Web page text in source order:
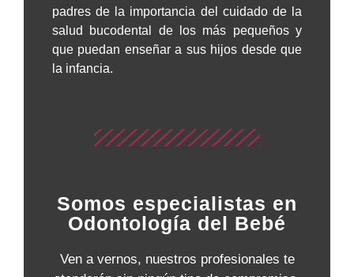
padres de la importancia del cuidado de la
salud bucodental de los más pequeños y
que puedan enseñar a sus hijos desde que
la infancia.
Somos especialistas en
Odontología del Bebé
Ven a vernos, nuestros profesionales te